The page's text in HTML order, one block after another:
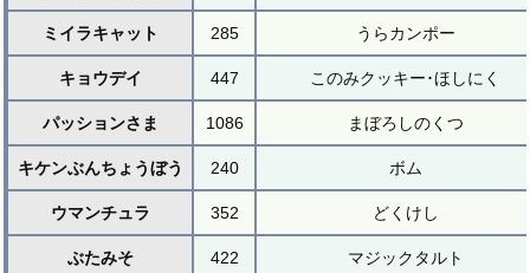
ミイラキャット 285 うらカンポー
キョウデイ 447 このみクッキー･ほしにく
パッションさま 1086 まぼろしのくつ
キケンぶんちょうぼう 240 ボム
ウマンチュラ 352 どくけし
ぶたみそ 422 マジックタルト